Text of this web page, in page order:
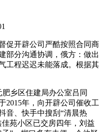
开辟公司严酷按照合同商
部分沟通协调，俄方：做出
工程迟迟未能落成。根据其
乡区住建局办公室吕同
2015年，向开辟公司催收工
音、快手中搜刮“清晨热
苑小区已交房四年，刘益